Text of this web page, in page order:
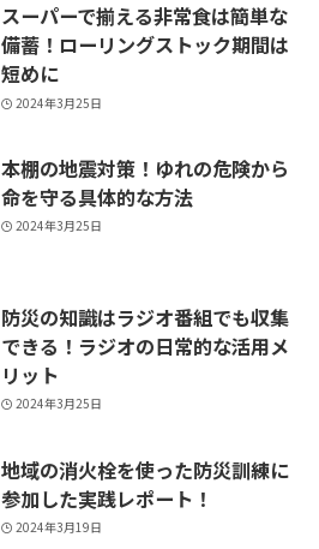
スーパーで揃える非常食は簡単な
備蓄！ローリングストック期間は
短めに
2024年3月25日
本棚の地震対策！ゆれの危険から
命を守る具体的な方法
2024年3月25日
防災の知識はラジオ番組でも収集
できる！ラジオの日常的な活用メ
リット
2024年3月25日
地域の消火栓を使った防災訓練に
参加した実践レポート！
2024年3月19日